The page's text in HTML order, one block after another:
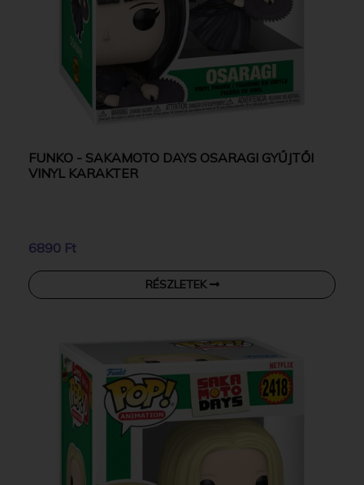
FUNKO - SAKAMOTO DAYS OSARAGI GYŰJTŐI
VINYL KARAKTER
6890 Ft
RÉSZLETEK